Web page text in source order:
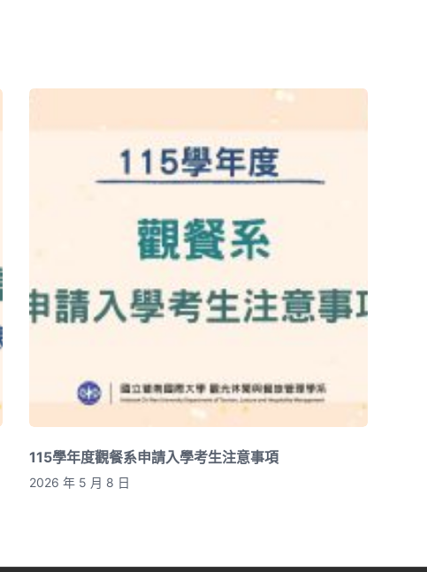
115學年度觀餐系申請入學考生注意事項
2026 年 5 月 8 日